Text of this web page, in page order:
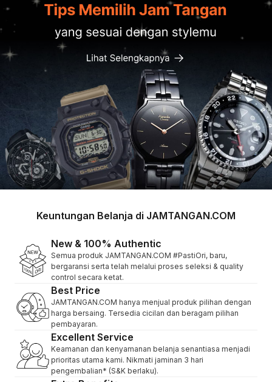
Keuntungan Belanja di JAMTANGAN.COM
New & 100% Authentic
Semua produk JAMTANGAN.COM #PastiOri, baru,
bergaransi serta telah melalui proses seleksi & quality
control secara ketat.
Best Price
JAMTANGAN.COM hanya menjual produk pilihan dengan
harga bersaing. Tersedia cicilan dan beragam pilihan
pembayaran.
Excellent Service
Keamanan dan kenyamanan belanja senantiasa menjadi
prioritas utama kami. Nikmati jaminan 3 hari
pengembalian* (S&K berlaku).